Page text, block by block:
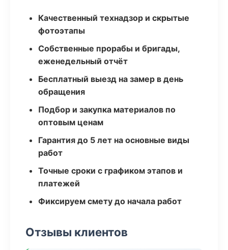
Качественный технадзор и скрытые
фотоэтапы
Собственные прорабы и бригады,
еженедельный отчёт
Бесплатный выезд на замер в день
обращения
Подбор и закупка материалов по
оптовым ценам
Гарантия до 5 лет на основные виды
работ
Точные сроки с графиком этапов и
платежей
Фиксируем смету до начала работ
Отзывы клиентов